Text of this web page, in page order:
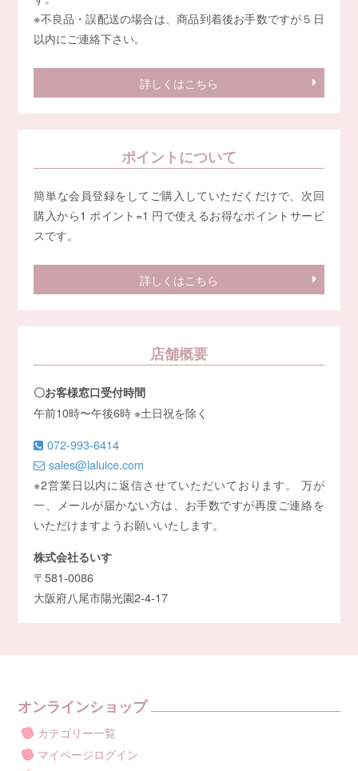
※不良品・誤配送の場合は、商品到着後お手数ですが５日
以内にご連絡下さい。
詳しくはこちら
ポイントについて
簡単な会員登録をしてご購入していただくだけで、次回
購入から1 ポイント=1 円で使えるお得なポイントサービ
スです。
詳しくはこちら
店舗概要
〇お客様窓口受付時間
午前10時〜午後6時 ※土日祝を除く
072-993-6414
sales@laluice.com
※2営業日以内に返信させていただいております。 万が
一、メールが届かない方は、お手数ですが再度ご連絡を
いただけますようお願いいたします。
株式会社るいす
〒581-0086
大阪府八尾市陽光園2-4-17
オンラインショップ
カテゴリー一覧
マイページログイン